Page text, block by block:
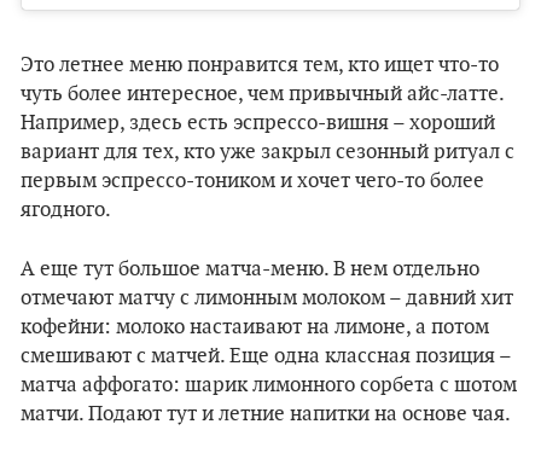
Это летнее меню понравится тем, кто ищет что-то
чуть более интересное, чем привычный айс-латте.
Например, здесь есть эспрессо-вишня – хороший
вариант для тех, кто уже закрыл сезонный ритуал с
первым эспрессо-тоником и хочет чего-то более
ягодного.
А еще тут большое матча-меню. В нем отдельно
отмечают матчу с лимонным молоком – давний хит
кофейни: молоко настаивают на лимоне, а потом
смешивают с матчей. Еще одна классная позиция –
матча аффогато: шарик лимонного сорбета с шотом
матчи. Подают тут и летние напитки на основе чая.